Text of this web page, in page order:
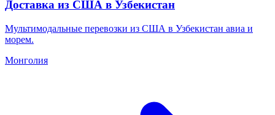
Доставка из США в Узбекистан
Мультимодальные перевозки из США в Узбекистан авиа и
морем.
Монголия